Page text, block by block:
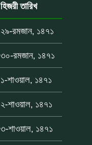
হিজরী তারিখ
২৯-রমজান, ১৪৭১
৩০-রমজান, ১৪৭১
১-শাওয়াল, ১৪৭১
২-শাওয়াল, ১৪৭১
৩-শাওয়াল, ১৪৭১